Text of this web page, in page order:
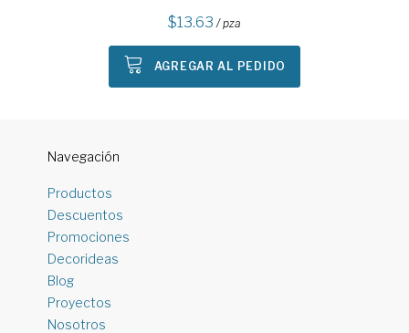
13.63 / pza
AGREGAR AL PEDIDO
Navegación
Productos
Descuentos
Promociones
Decorideas
Blog
Proyectos
Nosotros